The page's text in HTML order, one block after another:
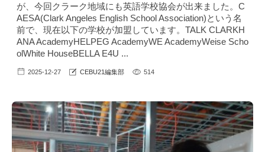
が、今回クラーク地域にも英語学校協会が出来ました。C
AESA(Clark Angeles English School Association)という名
前で、現在以下の学校が加盟しています。TALK CLARKH
ANA AcademyHELPEG AcademyWE AcademyWeise Scho
olWhite HouseBELLA E4U ...
2025-12-27 CEBU21編集部 514